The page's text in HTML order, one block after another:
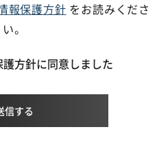
報保護方針 をお読みくださ
い。
方針に同意しました